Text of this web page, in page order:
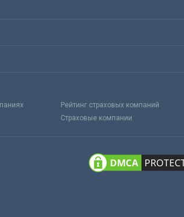
Рейтинг страховых компаний
Страховые компании